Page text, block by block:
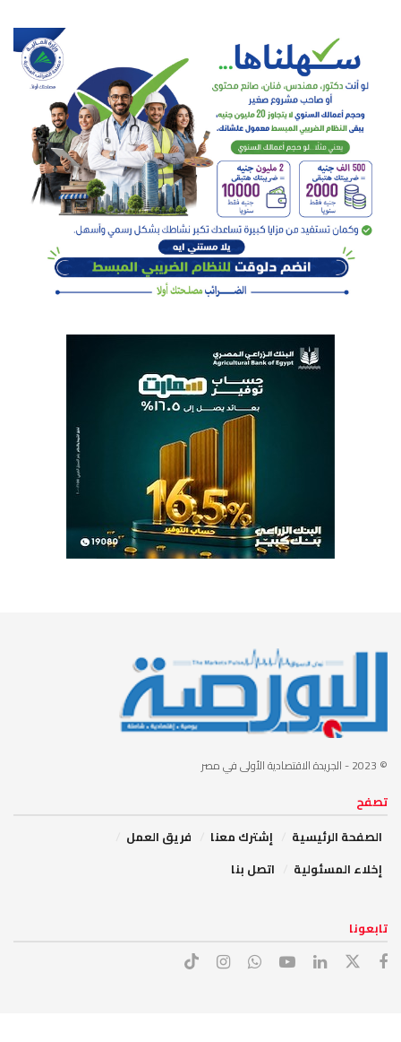
© 2023 - الجريدة الاقتصادية الأولى في مصر
تصفح
الصفحة الرئيسية
إشترك معنا
فريق العمل
إخلاء المسئولية
اتصل بنا
تابعونا